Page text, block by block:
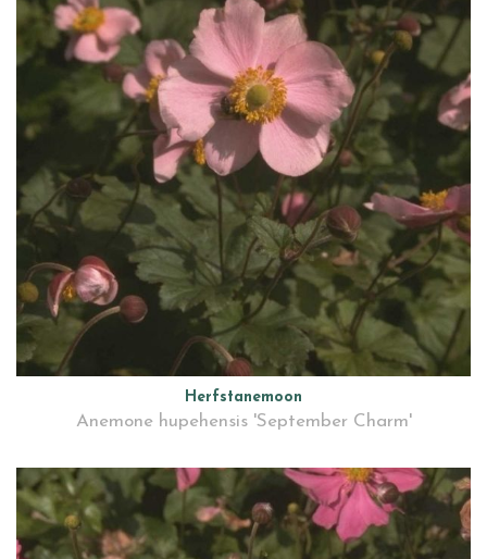
Herfstanemoon
Anemone hupehensis 'September Charm'